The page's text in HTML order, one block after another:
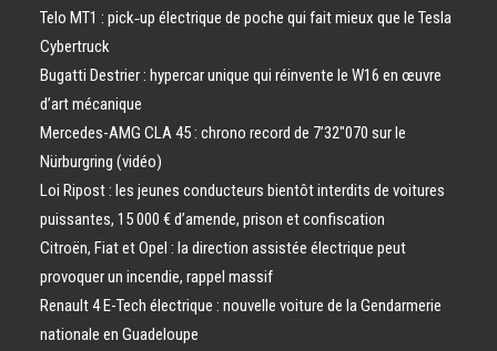
Telo MT1 : pick‑up électrique de poche qui fait mieux que le Tesla
Cybertruck
Bugatti Destrier : hypercar unique qui réinvente le W16 en œuvre
d’art mécanique
Mercedes-AMG CLA 45 : chrono record de 7’32″070 sur le
Nürburgring (vidéo)
Loi Ripost : les jeunes conducteurs bientôt interdits de voitures
puissantes, 15 000 € d’amende, prison et confiscation
Citroën, Fiat et Opel : la direction assistée électrique peut
provoquer un incendie, rappel massif
Renault 4 E-Tech électrique : nouvelle voiture de la Gendarmerie
nationale en Guadeloupe